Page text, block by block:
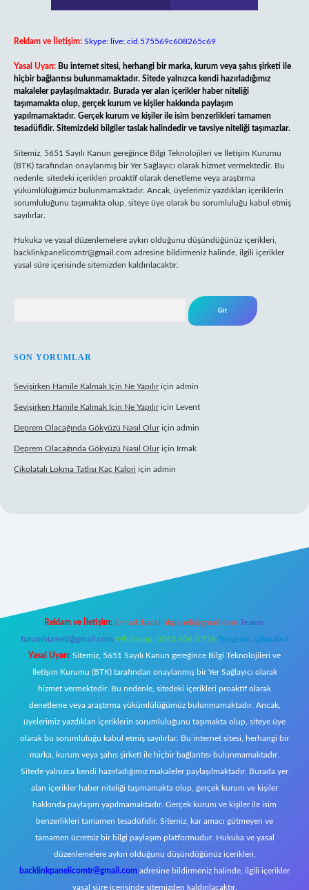
Reklam ve İletişim: Skype: live:.cid.575569c608265c69
Yasal Uyarı: Bu internet sitesi, herhangi bir marka, kurum veya şahıs şirketi ile
hiçbir bağlantısı bulunmamaktadır. Sitede yalnızca kendi hazırladığımız
makaleler paylaşılmaktadır. Burada yer alan içerikler haber niteliği
taşımamakta olup, gerçek kurum ve kişiler hakkında paylaşım
yapılmamaktadır. Gerçek kurum ve kişiler ile isim benzerlikleri tamamen
tesadüfidir. Sitemizdeki bilgiler taslak halindedir ve tavsiye niteliği taşımazlar.
Sitemiz, 5651 Sayılı Kanun gereğince Bilgi Teknolojileri ve İletişim Kurumu
(BTK) tarafından onaylanmış bir Yer Sağlayıcı olarak hizmet vermektedir. Bu
nedenle, sitedeki içerikleri proaktif olarak denetleme veya araştırma
yükümlülüğümüz bulunmamaktadır. Ancak, üyelerimiz yazdıkları içeriklerin
sorumluluğunu taşımakta olup, siteye üye olarak bu sorumluluğu kabul etmiş
sayılırlar.
Hukuka ve yasal düzenlemelere aykırı olduğunu düşündüğünüz içerikleri,
backlinkpanelicomtr@gmail.com adresine bildirmeniz halinde, ilgili içerikler
yasal süre içerisinde sitemizden kaldırılacaktır.
SON YORUMLAR
Sevişirken Hamile Kalmak Için Ne Yapılıriçin admin
Sevişirken Hamile Kalmak Için Ne Yapılıriçin Levent
Deprem Olacağında Gökyüzü Nasıl Oluriçin admin
Deprem Olacağında Gökyüzü Nasıl Oluriçin Irmak
Çikolatalı Lokma Tatlısı Kaç Kalori için admin
Reklam ve İletişim: E-mail: backlinkpaneli@gmail.com Teams:
forumhizmeti@gmail.com Whatsapp: 0262 606 0 726 Telegram: @karabul
Yasal Uyarı: Sitemiz, 5651 Sayılı Kanun gereğince Bilgi Teknolojileri ve
İletişim Kurumu (BTK) tarafından onaylanmış bir Yer Sağlayıcı olarak
hizmet vermektedir. Bu nedenle, sitedeki içerikleri proaktif olarak
denetleme veya araştırma yükümlülüğümüz bulunmamaktadır. Ancak,
üyelerimiz yazdıkları içeriklerin sorumluluğunu taşımakta olup, siteye üye
olarak bu sorumluluğu kabul etmiş sayılırlar. Bu internet sitesi, herhangi bir
marka, kurum veya şahıs şirketi ile hiçbir bağlantısı bulunmamaktadır.
Sitede yalnızca kendi hazırladığımız makaleler paylaşılmaktadır. Burada yer
alan içerikler haber niteliği taşımamakta olup, gerçek kurum ve kişiler
hakkında paylaşım yapılmamaktadır. Gerçek kurum ve kişiler ile isim
benzerlikleri tamamen tesadüfidir. Sitemiz, kar amacı gütmeyen ve
tamamen ücretsiz bir bilgi paylaşım platformudur. Hukuka ve yasal
düzenlemelere aykırı olduğunu düşündüğünüz içerikleri,
backlinkpanelicomtr@gmail.com adresine bildirmeniz halinde, ilgili içerikler
yasal süre içerisinde sitemizden kaldırılacaktır.